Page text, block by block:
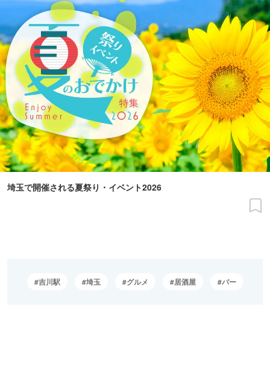
埼玉で開催される夏祭り・イベント2026
吉川駅 埼玉 グルメ 居酒屋 バー